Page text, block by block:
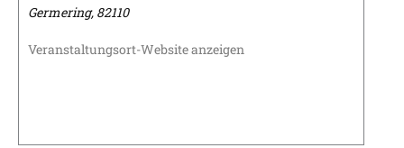
Germering, 82110
Veranstaltungsort-Website anzeigen